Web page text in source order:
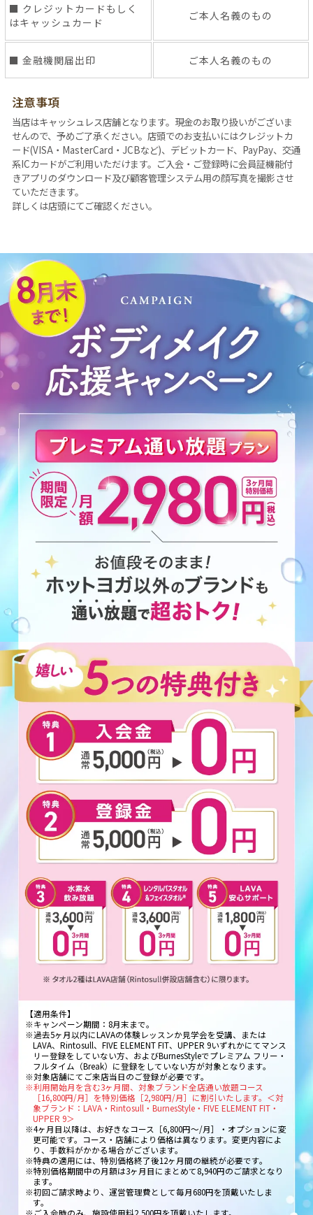
■ クレジットカードもしく
はキャッシュカード
ご本人名義のもの
■ 金融機関届出印 ご本人名義のもの
注意事項
当店はキャッシュレス店舗となります。現金のお取り扱いがございま
せんので、予めご了承ください。店頭でのお支払いにはクレジットカ
ード(VISA・MasterCard・JCBなど)、デビットカード、PayPay、交通
系ICカードがご利用いただけます。ご入会・ご登録時に会員証機能付
きアプリのダウンロード及び顧客管理システム用の顔写真を撮影させ
ていただきます。
詳しくは店頭にてご確認ください。
【適用条件】
※キャンペーン期間：8月末まで。
※過去5ヶ月以内にLAVAの体験レッスンか見学会を受講、または
LAVA、Rintosull、FIVE ELEMENT FIT、UPPER 9いずれかにてマンス
リー登録をしていない方、およびBurnesStyleでプレミアム フリー・
フルタイム（Break）に登録をしていない方が対象となります。
※対象店舗にてご来店当日のご登録が必要です。
※利用開始月を含む3ヶ月間、対象ブランド全店通い放題コース
［16,800円/月］を特別価格［2,980円/月］に割引いたします。＜対
象ブランド：LAVA・Rintosull・BurnesStyle・FIVE ELEMENT FIT・
UPPER 9＞
※4ヶ月目以降は、お好きなコース［6,800円～/月］・オプションに変
更可能です。コース・店舗により価格は異なります。変更内容によ
り、手数料がかかる場合がございます。
※特典の適用には、特別価格終了後12ヶ月間の継続が必要です。
※特別価格期間中の月額は3ヶ月目にまとめて8,940円のご請求となり
ます。
※初回ご請求時より、運営管理費として毎月680円を頂戴いたしま
す。